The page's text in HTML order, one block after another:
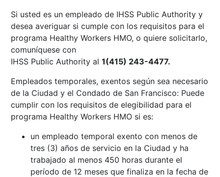
Si usted es un empleado de IHSS Public Authority y
desea averiguar si cumple con los requisitos para el
programa Healthy Workers HMO, o quiere solicitarlo,
comuníquese con
IHSS Public Authority al1(415) 243-4477.
Empleados temporales, exentos según sea necesario
de la Ciudad y el Condado de San Francisco: Puede
cumplir con los requisitos de elegibilidad para el
programa Healthy Workers HMO si es:
un empleado temporal exento con menos de
tres (3) años de servicio en la Ciudad y ha
trabajado al menos 450 horas durante el
período de 12 meses que finaliza en la fecha de